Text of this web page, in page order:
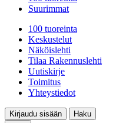
Suurimmat
100 tuoreinta
Keskustelut
Näköislehti
Tilaa Rakennuslehti
Uutiskirje
Toimitus
Yhteystiedot
Kirjaudu sisään
Haku